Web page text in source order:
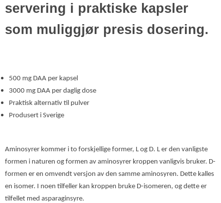
servering i praktiske kapsler
som muliggjør presis dosering.
500 mg DAA per kapsel
3000 mg DAA per daglig dose
Praktisk alternativ til pulver
Produsert i Sverige
Aminosyrer kommer i to forskjellige former, L og D. L er den vanligste
formen i naturen og formen av aminosyrer kroppen vanligvis bruker. D-
formen er en omvendt versjon av den samme aminosyren. Dette kalles
en isomer. I noen tilfeller kan kroppen bruke D-isomeren, og dette er
tilfellet med asparaginsyre.